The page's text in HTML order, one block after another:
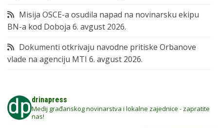
Misija OSCE-a osudila napad na novinarsku ekipu
BN-a kod Doboja 6. avgust 2026.
Dokumenti otkrivaju navodne pritiske Orbanove
vlade na agenciju MTI 6. avgust 2026.
drinapress
Medij građanskog novinarstva i lokalne zajednice - zapratite
nas!